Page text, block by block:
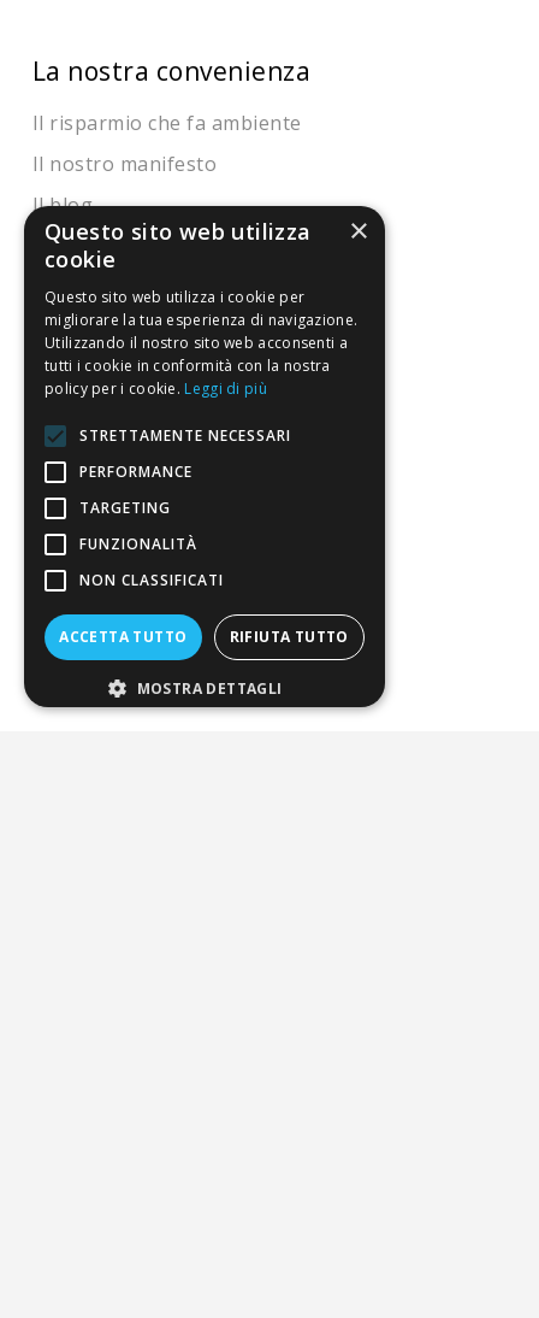
La nostra convenienza
Il risparmio che fa ambiente
Il nostro manifesto
Il blog
Perché fidarti
Vendi con noi
Chi siamo
Chi Siamo
Sostegno e riconoscimenti
Servizio clienti
FAQ
Riferimenti da controllare
Condizioni di vendita
Termini di vendita
×
Questo sito web utilizza
cookie
Questo sito web utilizza i cookie per
migliorare la tua esperienza di navigazione.
Utilizzando il nostro sito web acconsenti a
tutti i cookie in conformità con la nostra
policy per i cookie. Leggi di più
STRETTAMENTE NECESSARI
PERFORMANCE
TARGETING
FUNZIONALITÀ
NON CLASSIFICATI
ACCETTA TUTTO RIFIUTA TUTTO
MOSTRA DETTAGLI